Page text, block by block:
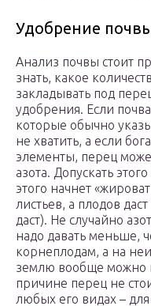
Удобрение
Анализ почвы стоит
знать, какое
закладывать под
удобрения. Если
которые обычно
не хватить, а если
элементы, перец
азота. Допускать
этого начнет
листьев, а плодов
даст). Не случайно
надо давать меньше,
корнеплодам, а на
землю вообще можно
причине перец не
любых его видах –